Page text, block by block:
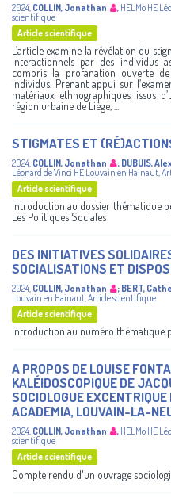
2024, COLLIN, Jonathan , HELMo HE
scientifique
Article scientifique
L’article examine la révélation du
interactionnels par des individus
compris la profanation ouverte
individus. Prenant appui sur
matériaux ethnographiques issus
région urbaine de Liège, ...
STIGMATES ET
2024, COLLIN, Jonathan ; DUBUIS,
Léonard de Vinci HE Louvain en Hainaut,
Article scientifique
Introduction au dossier thématique
Les Politiques Sociales
DES INITIATIVES
SOCIALISATIONS ET
2024, COLLIN, Jonathan ; BERT,
Louvain en Hainaut,Article scientifique
Article scientifique
Introduction au numéro thématique
A PROPOS DE LOUISE
KALÉIDOSCOPIQUE DE
SOCIOLOGUE
ACADEMIA, LOUVAIN-LA-
2024, COLLIN, Jonathan , HELMo HE
scientifique
Article scientifique
Compte rendu d'un ouvrage